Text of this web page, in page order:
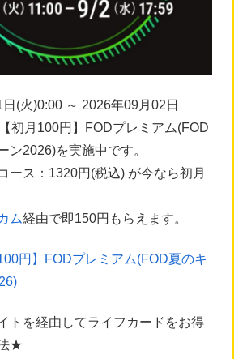
(火)0:00 ～ 2026年09月02日
初月100円】FODプレミアム(FOD
ン2026)を実施中です。
ース：1320円(税込) が今なら初月
ム経由で即150円もらえます。
円】FODプレミアム(FOD夏のキ
トを経由してライフカードをお得
★